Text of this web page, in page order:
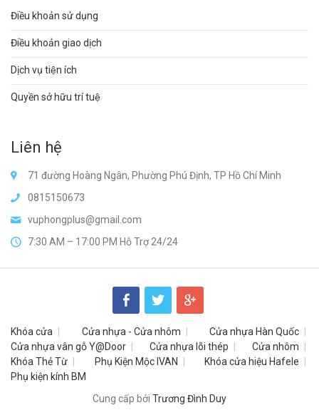
Điều khoản sử dụng
Điều khoản giao dịch
Dịch vụ tiện ích
Quyền sở hữu trí tuệ
Liên hệ
71 đường Hoàng Ngân, Phường Phú Định, TP Hồ Chí Minh
0815150673
vuphongplus@gmail.com
7:30 AM – 17:00 PM Hỗ Trợ 24/24
Khóa cửa Cửa nhựa - Cửa nhôm
Cửa nhựa Hàn Quốc
Cửa nhựa vân gỗ Y@Door
Cửa nhựa lõi thép
Cửa nhôm
Khóa Thẻ Từ
Phụ Kiện Mộc IVAN
Khóa cửa hiệu Hafele
Phụ kiện kính BM
Cung cấp bởi Trương Đình Duy